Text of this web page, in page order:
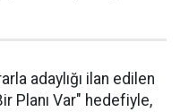
adaylığı ilan edilen
Planı Var" hedefiyle,